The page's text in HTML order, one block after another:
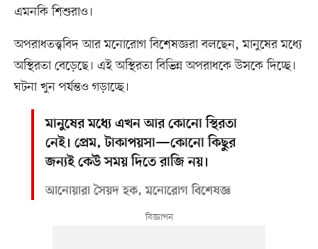
এমনকি শিশুরাও।
অপরাধতত্ত্ববিদ আর মনোরোগ বিশেষজ্ঞরা বলছেন, মানুষের মধ্যে
অস্থিরতা বেড়েছে। এই অস্থিরতা বিভিন্ন অপরাধকে উসকে দিচ্ছে।
ঘটনা খুন পর্যন্তও গড়াচ্ছে।
মানুষের মধ্যে এখন আর কোনো স্থিরতা
নেই। প্রেম, টাকাপয়সা—কোনো কিছুর
জন্যই কেউ সময় দিতে রাজি নয়।
আনোয়ারা সৈয়দ হক, মনোরোগ বিশেষজ্ঞ